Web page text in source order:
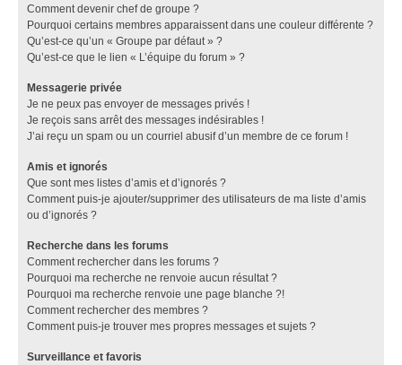
Comment devenir chef de groupe ?
Pourquoi certains membres apparaissent dans une couleur différente ?
Qu’est-ce qu’un « Groupe par défaut » ?
Qu’est-ce que le lien « L’équipe du forum » ?
Messagerie privée
Je ne peux pas envoyer de messages privés !
Je reçois sans arrêt des messages indésirables !
J’ai reçu un spam ou un courriel abusif d’un membre de ce forum !
Amis et ignorés
Que sont mes listes d’amis et d’ignorés ?
Comment puis-je ajouter/supprimer des utilisateurs de ma liste d’amis
ou d’ignorés ?
Recherche dans les forums
Comment rechercher dans les forums ?
Pourquoi ma recherche ne renvoie aucun résultat ?
Pourquoi ma recherche renvoie une page blanche ?!
Comment rechercher des membres ?
Comment puis-je trouver mes propres messages et sujets ?
Surveillance et favoris